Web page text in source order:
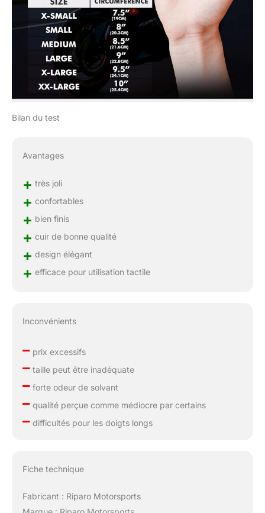
Bilan du test
Avantages
+ très joli
+ confortables
+ bien finis
+ cuir de bonne qualité
+ design élégant
+ efficace pour utilisation tactile
Inconvénients
–prix excessifs
–taille peut être inadéquate
–forte odeur de solvant
–qualité perçue comme médiocre par certains
–difficultés pour les doigts longs
Fiche technique
Fabricant : Riparo Motorsports